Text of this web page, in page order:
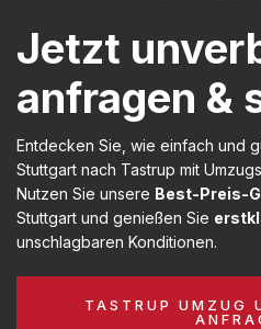
Jetzt
anfragen &
Entdecken Sie, wie einfach und
Stuttgart nach Tastrup mit
Nutzen Sie unsere Best-Preis-
Stuttgart und genießen Sie
unschlagbaren Konditionen.
TASTRUP UMZUG